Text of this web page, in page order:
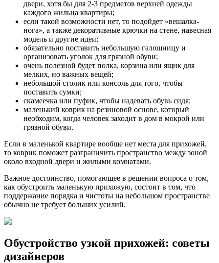
двери, хотя бы для 2-3 предметов верхней одежды
каждого жильца квартиры;
если такой возможности нет, то подойдет «вешалка-
нога», а также декоративные крючки на стене, навесная
модель и другие идеи;
обязательно поставить небольшую галошницу и
организовать уголок для грязной обуви;
очень полезной будет полка, корзина или ящик для
мелких, но важных вещей;
небольшой столик или консоль для того, чтобы
поставить сумки;
скамеечка или пуфик, чтобы надевать обувь сидя;
маленький коврик на резиновой основе, который
необходим, когда человек заходит в дом в мокрой или
грязной обуви.
Если в маленькой квартире вообще нет места для прихожей,
то коврик поможет разграничить пространство между зоной
около входной двери и жилыми комнатами.
Важное достоинство, помогающее в решении вопроса о том,
как обустроить маленькую прихожую, состоит в том, что
поддержание порядка и чистоты на небольшом пространстве
обычно не требует больших усилий.
Обустройство узкой прихожей: советы
дизайнеров